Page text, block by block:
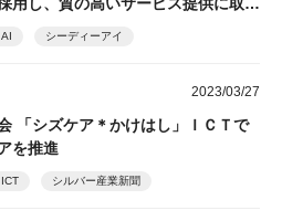
AI シーディーアイ
2023/03/27
「シズケア＊かけはし」ＩＣＴで
を推進
ICT シルバー産業新聞